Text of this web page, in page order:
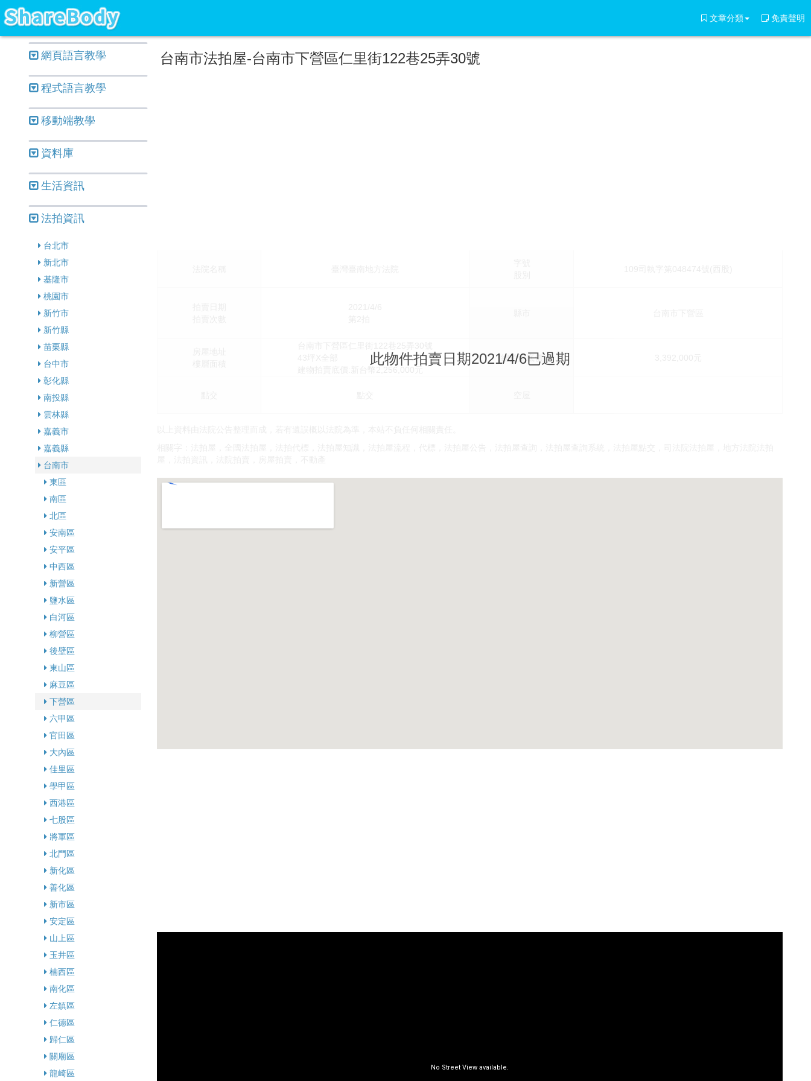
文章分類 免責聲明
網頁語言教學
程式語言教學
移動端教學
資料庫
生活資訊
法拍資訊
台北市
新北市
基隆市
桃園市
新竹市
新竹縣
苗栗縣
台中市
彰化縣
南投縣
雲林縣
嘉義市
嘉義縣
台南市
東區
南區
北區
安南區
安平區
中西區
新營區
鹽水區
白河區
柳營區
後壁區
東山區
麻豆區
下營區
六甲區
官田區
大內區
佳里區
學甲區
西港區
七股區
將軍區
北門區
新化區
善化區
新市區
安定區
山上區
玉井區
楠西區
南化區
左鎮區
仁德區
歸仁區
關廟區
龍崎區
台南市法拍屋-台南市下營區仁里街122巷25弄30號
此物件拍賣日期2021/4/6已過期
建物拍賣底價:新台幣2,256,000元
總拍賣底價